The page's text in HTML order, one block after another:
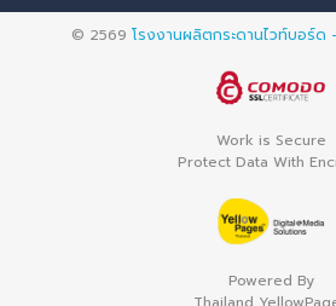
© 2569 โรงงานผลิตกระดานไวท์บอร์ด
Work is Secure
Protect Data With
Powered By